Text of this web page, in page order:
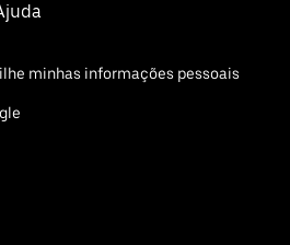
minhas informações pessoais